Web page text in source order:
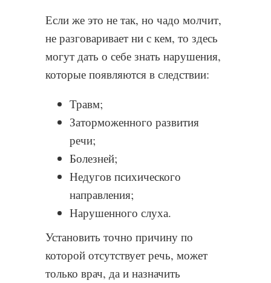
Если же это не так, но чадо молчит,
не разговаривает ни с кем, то здесь
могут дать о себе знать нарушения,
которые появляются в следствии:
Травм;
Заторможенного развития
речи;
Болезней;
Недугов психического
направления;
Нарушенного слуха.
Установить точно причину по
которой отсутствует речь, может
только врач, да и назначить